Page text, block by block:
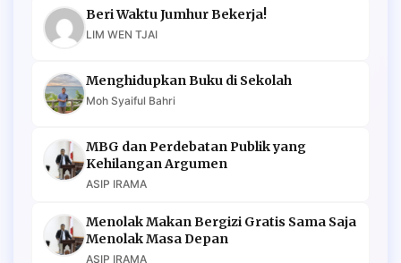
Beri Waktu Jumhur Bekerja!
LIM WEN TJAI
Menghidupkan Buku di Sekolah
Moh Syaiful Bahri
MBG dan Perdebatan Publik yang
Kehilangan Argumen
ASIP IRAMA
Menolak Makan Bergizi Gratis Sama Saja
Menolak Masa Depan
ASIP IRAMA